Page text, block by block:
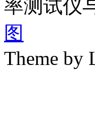
率测试仪
图
Theme by